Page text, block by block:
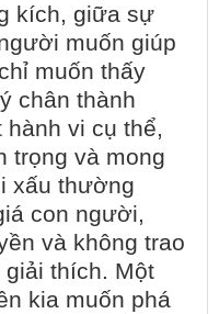
kích, giữa sự
muốn giúp
muốn thấy
chân thành
vi cụ thể,
trọng và mong
xấu thường
con người,
và không trao
thích. Một
kia muốn phá